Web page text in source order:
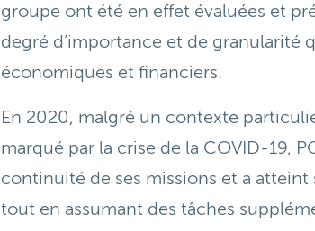
groupe ont été en effet évaluées et
degré d’importance et de granularité
économiques et financiers.
En 2020, malgré un contexte
marqué par la crise de la COVID-19,
continuité de ses missions et a atteint
tout en assumant des tâches